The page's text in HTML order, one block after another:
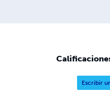
Escribir